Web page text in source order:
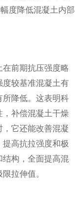
度降低混凝土内部
前期抗压强度略
较基准混凝土有
所降低。这表明科
补偿混凝土干燥
它还能改善混凝
高抗拉强度和极
构，全面提高混
拉伸值。